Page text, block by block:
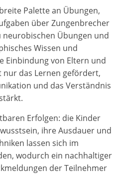
Palette an Übungen,
über Zungenbrecher
Übungen und
Wissen und
Einbindung von Eltern und
das Lernen gefördert,
und das Verständnis
Erfolgen: die Kinder
ihre Ausdauer und
lassen sich im
wodurch ein nachhaltiger
der Teilnehmer